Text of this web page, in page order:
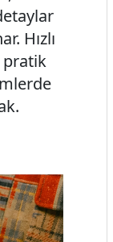
Hızlı